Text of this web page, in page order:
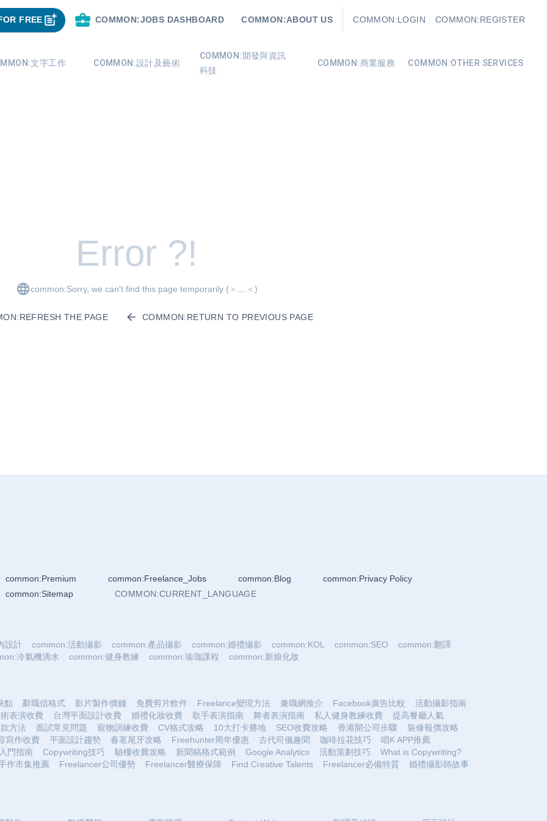
FREE COMMON:JOBS DASHBOARD COMMON:ABOUT US COMMON:LOGIN COMMON:REGISTER
文字工作 COMMON:設計及藝術
COMMON:開發與資訊
科技
COMMON:商業服務 COMMON:OTHER SERVICES
Error ?!
common:Sorry, we can't find this page temporarily (＞﹏＜)
THE PAGE COMMON:RETURN TO PREVIOUS PAGE
common:Premium common:Freelance_Jobs common:Blog
common:Privacy Policy
common:Sitemap
COMMON:CURRENT_LANGUAGE
設計 common:活動攝影 common:產品攝影 common:婚禮攝影 common:KOL common:SEO
common:翻譯
冷氣機滴水
common:健身教練 common:瑜珈課程 common:新娘化妝
點 辭職信格式 影片製作價錢 免費剪片軟件 Freelance變現方法 兼職網推介 Facebook廣告比較
活動攝影指南
表演收費
台灣平面設計收費 婚禮化妝收費 歌手表演指南 舞者表演指南 私人健身教練收費
提高餐廳人氣
方法
面試常見問題 寵物訓練收費 CV格式攻略 10大打卡勝地 SEO收費攻略 香港開公司步驟
裝修報價攻略
寫作收費
平面設計趨勢 春茗尾牙攻略 Freehunter周年優惠 古代司儀趣聞 咖啡拉花技巧
唱K APP推薦
門指南
Copywriting技巧 驗樓收費攻略 新聞稿格式範例 Google Analytics 活動策劃技巧
What is Copywriting?
作市集推薦
Freelancer公司優勢 Freelancer醫療保障 Find Creative Talents Freelancer必備特質 婚禮攝影師故事